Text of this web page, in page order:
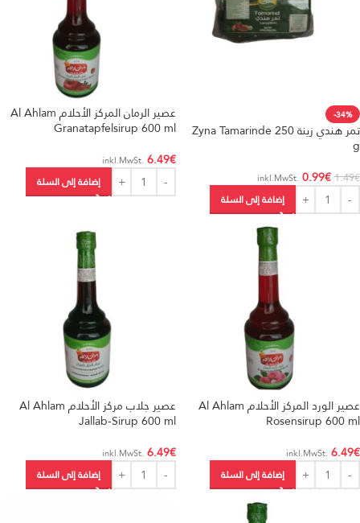
-34%
تمر هندي زينة Zyna Tamarinde 250
g
1.49€
0.99€
.inkl.MwSt
إضافة إلى السلة
عصير الرمان المركز الأحلام Al Ahlam
Granatapfelsirup 600 ml
6.49€
.inkl.MwSt
إضافة إلى السلة
عصير الورد المركز الأحلام Al Ahlam
Rosensirup 600 ml
6.49€
.inkl.MwSt
إضافة إلى السلة
عصير جلاب مركز الأحلام Al Ahlam
Jallab-Sirup 600 ml
6.49€
.inkl.MwSt
إضافة إلى السلة